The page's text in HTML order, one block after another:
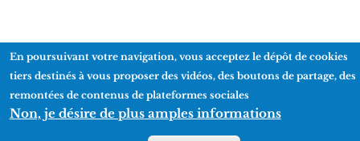
En poursuivant votre navigation, vous acceptez le dépôt de cookies
tiers destinés à vous proposer des vidéos, des boutons de partage, des
remontées de contenus de plateformes sociales
Non, je désire de plus amples informations